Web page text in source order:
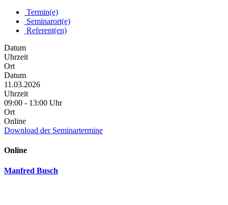
Termin(e)
Seminarort(e)
Referent(en)
Datum
Uhrzeit
Ort
Datum
11.03.2026
Uhrzeit
09:00 - 13:00 Uhr
Ort
Online
Download der Seminartermine
Online
Manfred Busch